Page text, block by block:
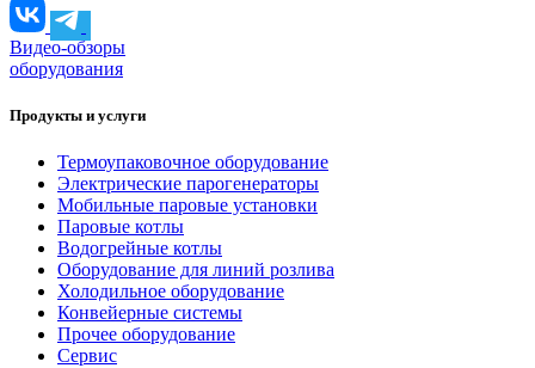
Видео-обзоры
оборудования
Продукты и услуги
Термоупаковочное оборудование
Электрические парогенераторы
Мобильные паровые установки
Паровые котлы
Водогрейные котлы
Оборудование для линий розлива
Холодильное оборудование
Конвейерные системы
Прочее оборудование
Сервис